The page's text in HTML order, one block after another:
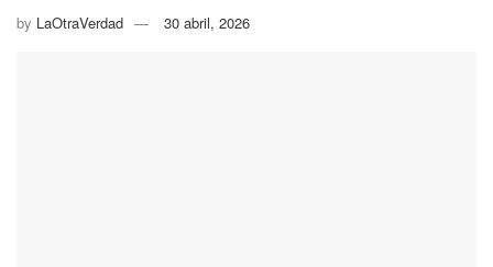
by LaOtraVerdad 30 abril, 2026